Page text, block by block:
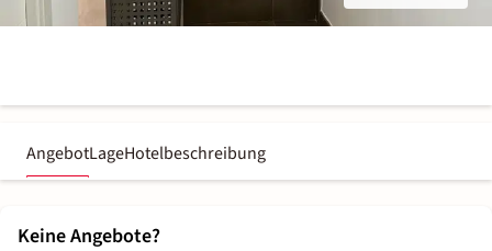
AngebotLageHotelbeschreibung
Keine Angebote?